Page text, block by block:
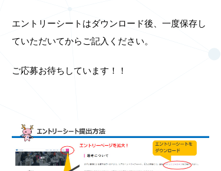
エントリーシートはダウンロード後、一度保存し
ていただいてからご記入ください。
ご応募お待ちしています！！